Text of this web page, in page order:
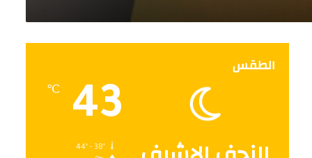
الطقس
43
℃
44º - 38º